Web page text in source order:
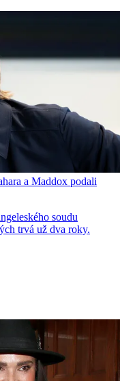
a Maddox podali
soudu
trvá už dva roky.